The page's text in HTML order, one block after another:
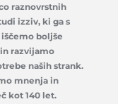
raznovrstnih
izziv, ki ga s
boljše
razvijamo
naših strank.
mnenja in
kot 140 let.